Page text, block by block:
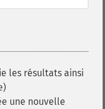
les résultats ainsi
une nouvelle